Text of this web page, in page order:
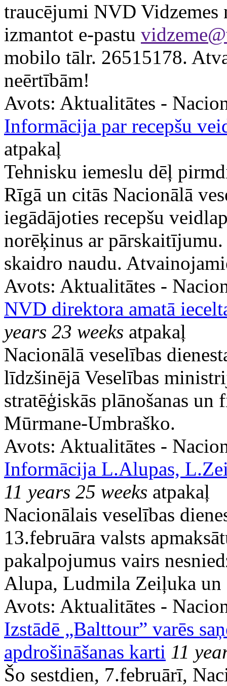
traucējumi NVD Vidzemes
izmantot e-pastu
mobilo tālr. 26515178.
neērtībām!
Avots: Aktualitātes -
Informācija par recepšu
atpakaļ
Tehnisku iemeslu dēļ
Rīgā un citās Nacionālā
iegādājoties recepšu
norēķinus ar
skaidro naudu.
Avots: Aktualitātes -
NVD direktora amatā
years 23 weeks atpakaļ
Nacionālā veselības
līdzšinējā Veselības
stratēģiskās plānošanas
Mūrmane-Umbraško.
Avots: Aktualitātes -
Informācija L.Alupas,
11 years 25 weeks atpakaļ
Nacionālais veselības
13.februāra valsts
pakalpojumus vairs
Alupa, Ludmila Zeiļuka un
Avots: Aktualitātes -
Izstādē „Balttour” varēs
apdrošināšanas karti 11
Šo sestdien, 7.februārī,